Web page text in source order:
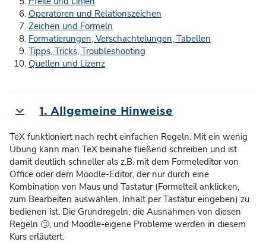
Operatoren und Relationszeichen
Zeichen und Formeln
Formatierungen, Verschachtelungen, Tabellen
Tipps, Tricks, Troubleshooting
Quellen und Lizenz
Einklappen1. Allgemeine Hinweise
TeX funktioniert nach recht einfachen Regeln. Mit ein wenig
Übung kann man TeX beinahe fließend schreiben und ist
damit deutlich schneller als z.B. mit dem Formeleditor von
Office oder dem Moodle-Editor, der nur durch eine
Kombination von Maus und Tastatur (Formelteil anklicken,
zum Bearbeiten auswählen, Inhalt per Tastatur eingeben) zu
bedienen ist. Die Grundregeln, die Ausnahmen von diesen
Regeln 🙄, und Moodle-eigene Probleme werden in diesem
Kurs erläutert.